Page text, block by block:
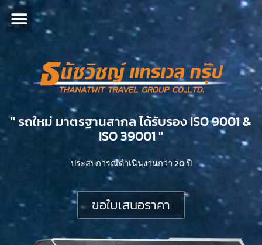
" รถใหม่ มาตรฐานสากล ได้รับรอง ISO 9001 &
ISO 39001 "​
ประสบการณ์ดำเนินงานกว่า 20 ปี
ขอใบเสนอราคา